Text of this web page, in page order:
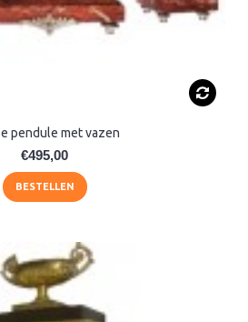
pendule met vazen
€495,00
BESTELLEN